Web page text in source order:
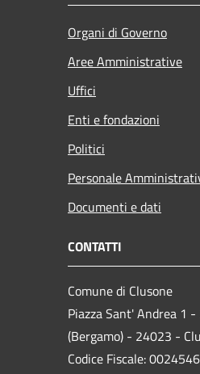
Organi di Governo
Aree Amministrative
Uffici
Enti e fondazioni
Politici
Personale
Documenti e dati
CONTATTI
Comune di Clusone
Piazza Sant' Andrea 1
(Bergamo) - 24023 -
Codice Fiscale: